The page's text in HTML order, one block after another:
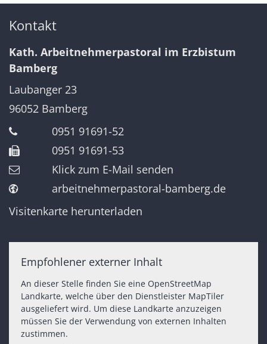
Kontakt
Kath. Arbeitnehmerpastoral im Erzbistum
Bamberg
Laubanger 23
96052 Bamberg
0951 91691-52
0951 91691-53
Klick zum E-Mail senden
arbeitnehmerpastoral-bamberg.de
Visitenkarte herunterladen
Empfohlener externer Inhalt
An dieser Stelle finden Sie eine OpenStreetMap
Landkarte, welche über den Dienstleister MapTiler
ausgeliefert wird. Um diese Landkarte anzuzeigen
müssen Sie der Verwendung von externen Inhalten
zustimmen.